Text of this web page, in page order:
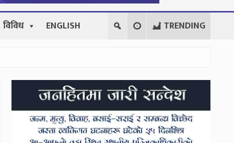
विविध ENGLISH TRENDING
Secondary
Sidebar